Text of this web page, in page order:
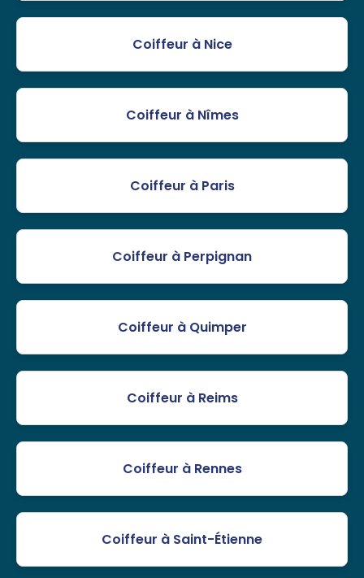
Coiffeur à Nice
Coiffeur à Nîmes
Coiffeur à Paris
Coiffeur à Perpignan
Coiffeur à Quimper
Coiffeur à Reims
Coiffeur à Rennes
Coiffeur à Saint-Étienne